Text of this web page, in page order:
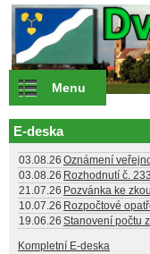
Přejít k hlavnímu obsahu
Menu
E-deska
03.08.26 Oznámení
03.08.26 Rozhodnutí č.
21.07.26 Pozvánka ke
10.07.26 Rozpočtové
19.06.26 Stanovení počtu
Kompletní E-deska